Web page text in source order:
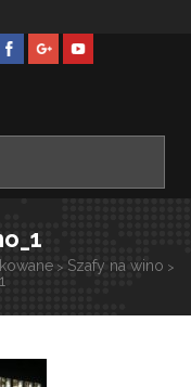
> Szafy na wino >